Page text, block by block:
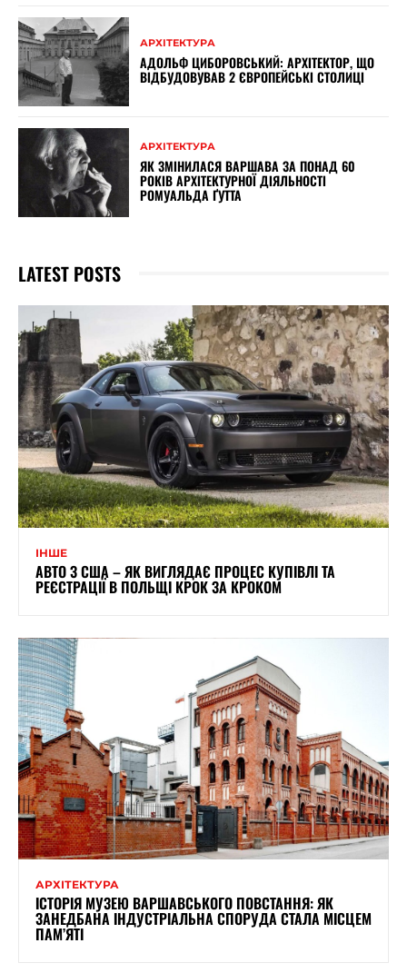
АРХІТЕКТУРА
АДОЛЬФ ЦИБОРОВСЬКИЙ: АРХІТЕКТОР, ЩО
ВІДБУДОВУВАВ 2 ЄВРОПЕЙСЬКІ СТОЛИЦІ
АРХІТЕКТУРА
ЯК ЗМІНИЛАСЯ ВАРШАВА ЗА ПОНАД 60
РОКІВ АРХІТЕКТУРНОЇ ДІЯЛЬНОСТІ
РОМУАЛЬДА ҐУТТА
LATEST POSTS
ІНШЕ
АВТО З США – ЯК ВИГЛЯДАЄ ПРОЦЕС КУПІВЛІ ТА
РЕЄСТРАЦІЇ В ПОЛЬЩІ КРОК ЗА КРОКОМ
АРХІТЕКТУРА
ІСТОРІЯ МУЗЕЮ ВАРШАВСЬКОГО ПОВСТАННЯ: ЯК
ЗАНЕДБАНА ІНДУСТРІАЛЬНА СПОРУДА СТАЛА МІСЦЕМ
ПАМ’ЯТІ